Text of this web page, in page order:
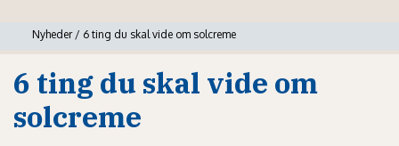
Nyheder / 6 ting du skal vide om solcreme
6 ting du skal vide om
solcreme